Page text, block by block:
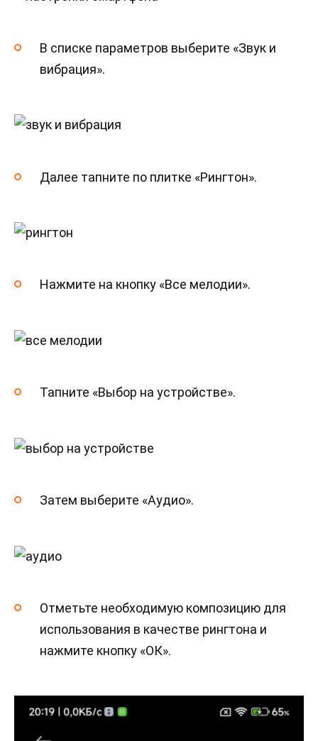
В списке параметров выберите «Звук и
вибрация».
Далее тапните по плитке «Рингтон».
Нажмите на кнопку «Все мелодии».
Тапните «Выбор на устройстве».
Затем выберите «Аудио».
Отметьте необходимую композицию для
использования в качестве рингтона и
нажмите кнопку «ОК».